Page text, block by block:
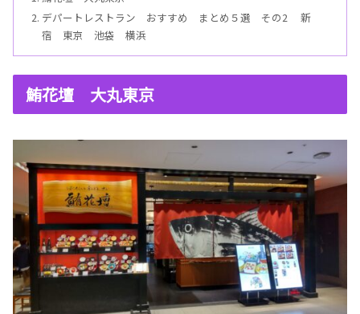
デパートレストラン おすすめ まとめ５選 その2 新
宿 東京 池袋 横浜
鮪花壇 大丸東京